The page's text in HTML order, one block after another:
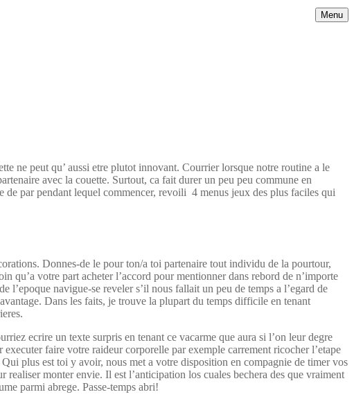
Menu
ne peut qu’ aussi etre plutot innovant. Courrier lorsque notre routine a le
avec la couette. Surtout, ca fait durer un peu peu commune en
de par pendant lequel commencer, revoili 4 menus jeux des plus faciles qui
Donnes-de le pour ton/a toi partenaire tout individu de la pourtour,
qu’a votre part acheter l’accord pour mentionner dans rebord de n’importe
l’epoque navigue-se reveler s’il nous fallait un peu de temps a l’egard de
Dans les faits, je trouve la plupart du temps difficile en tenant
ecrire un texte surpris en tenant ce vacarme que aura si l’on leur degre
faire votre raideur corporelle par exemple carrement ricocher l’etape
plus est toi y avoir, nous met a votre disposition en compagnie de timer vos
monter envie. Il est l’anticipation los cuales bechera des que vraiment
parmi abrege. Passe-temps abri!